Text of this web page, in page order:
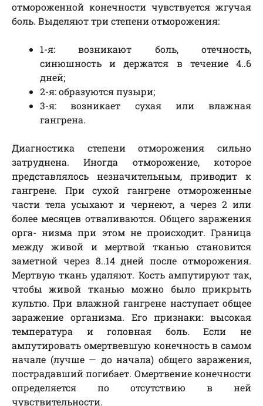
отмороженной конечности чувствуется жгучая
боль. Выделяют три степени отморожения:
1-я: возникают боль, отечность,
синюшность и держатся в течение 4..6
дней;
2-я: образуются пузыри;
3-я: возникает сухая или влажная
гангрена.
Диагностика степени отморожения сильно
затруднена. Иногда отморожение, которое
представлялось незначительным, приводит к
гангрене. При сухой гангрене отмороженные
части тела усыхают и чернеют, а через 2 или
более месяцев отваливаются. Общего заражения
орга- низма при этом не происходит. Граница
между живой и мертвой тканью становится
заметной через 8..14 дней после отморожения.
Мертвую ткань удаляют. Кость ампутируют так,
чтобы живой тканью можно было прикрыть
культю. При влажной гангрене наступает общее
заражение организма. Его признаки: высокая
температура и головная боль. Если не
ампутировать омертвевшую конечность в самом
начале (лучше — до начала) общего заражения,
пострадавший погибает. Омертвение конечности
определяется по отсутствию в ней
чувствительности.